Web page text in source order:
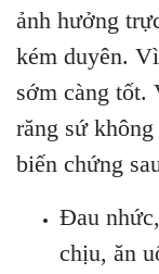
ảnh hưởng
kém duyên.
sớm càng tốt.
răng sứ
biến chứng
Đau
chịu, ăn